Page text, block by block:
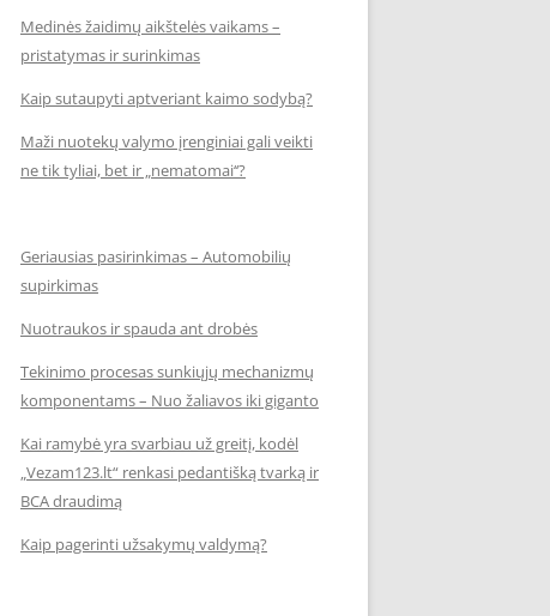
Medinės žaidimų aikštelės vaikams –
pristatymas ir surinkimas
Kaip sutaupyti aptveriant kaimo sodybą?
Maži nuotekų valymo įrenginiai gali veikti
ne tik tyliai, bet ir „nematomai‘‘?
Geriausias pasirinkimas – Automobilių
supirkimas
Nuotraukos ir spauda ant drobės
Tekinimo procesas sunkiųjų mechanizmų
komponentams – Nuo žaliavos iki giganto
Kai ramybė yra svarbiau už greitį, kodėl
„Vezam123.lt“ renkasi pedantišką tvarką ir
BCA draudimą
Kaip pagerinti užsakymų valdymą?